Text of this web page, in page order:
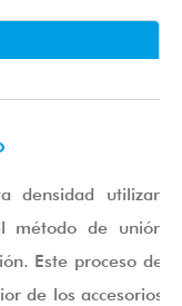
densidad utilizan
método de unión
Este proceso de
de los accesorios